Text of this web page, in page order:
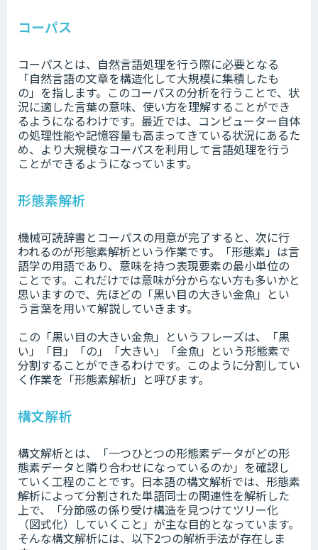
コーパス
コーパスとは、自然言語処理を行う際に必要となる
「自然言語の文章を構造化して大規模に集積したも
の」を指します。このコーパスの分析を行うことで、状
況に適した言葉の意味、使い方を理解することができ
るようになるわけです。最近では、コンピューター自体
の処理性能や記憶容量も高まってきている状況にあるた
め、より大規模なコーパスを利用して言語処理を行う
ことができるようになっています。
形態素解析
機械可読辞書とコーパスの用意が完了すると、次に行
われるのが形態素解析という作業です。「形態素」は言
語学の用語であり、意味を持つ表現要素の最小単位の
ことです。これだけでは意味が分からない方も多いかと
思いますので、先ほどの「黒い目の大きい金魚」とい
う言葉を用いて解説していきます。
この「黒い目の大きい金魚」というフレーズは、「黒
い」「目」「の」「大きい」「金魚」という形態素で
分割することができるわけです。このように分割してい
く作業を「形態素解析」と呼びます。
構文解析
構文解析とは、「一つひとつの形態素データがどの形
態素データと隣り合わせになっているのか」を確認し
ていく工程のことです。日本語の構文解析では、形態素
解析によって分割された単語同士の関連性を解析した
上で、「分節感の係り受け構造を見つけてツリー化
（図式化）していくこと」が主な目的となっています。
そんな構文解析には、以下2つの解析手法が存在しま